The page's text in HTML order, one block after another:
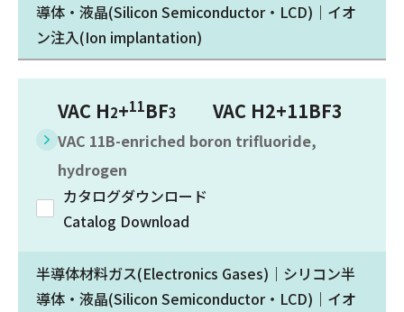
導体・液晶(Silicon Semiconductor・LCD)｜イオ
ン注入(Ion implantation)
VAC H2+11BF3 VAC H2+11BF3
VAC 11B-enriched boron trifluoride,
hydrogen
カタログダウンロード
Catalog Download
半導体材料ガス(Electronics Gases)｜シリコン半
導体・液晶(Silicon Semiconductor・LCD)｜イオ